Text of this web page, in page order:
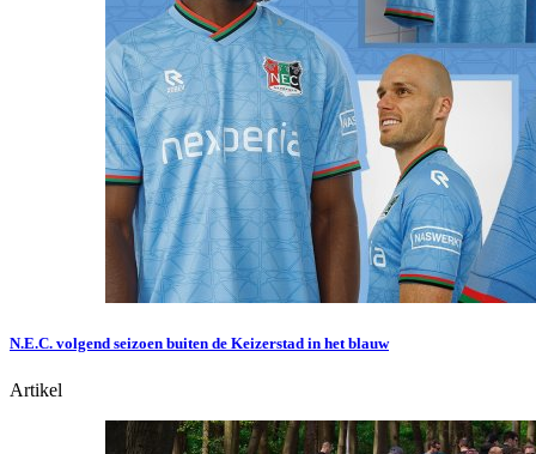
N.E.C. volgend seizoen buiten de Keizerstad in het blauw
Artikel